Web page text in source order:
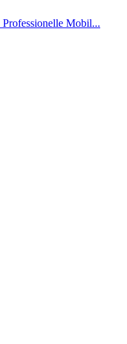
Mobil...